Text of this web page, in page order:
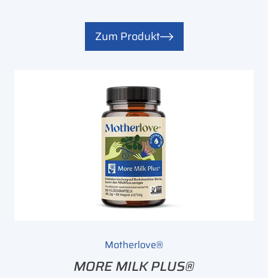
Zum Produkt
Motherlove®
MORE MILK PLUS®